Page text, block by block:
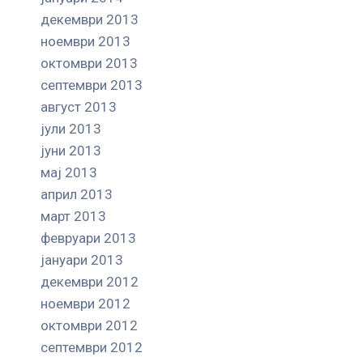
декември 2013
ноември 2013
октомври 2013
септември 2013
август 2013
јули 2013
јуни 2013
мај 2013
април 2013
март 2013
февруари 2013
јануари 2013
декември 2012
ноември 2012
октомври 2012
септември 2012